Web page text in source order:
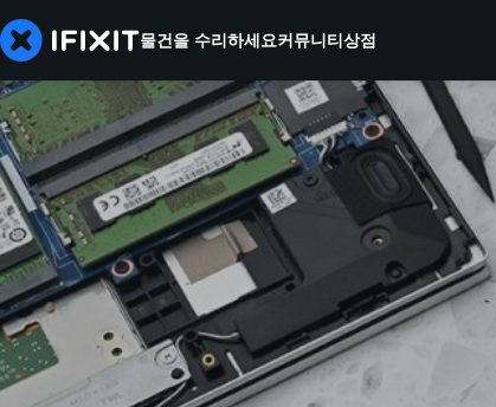
물건을 수리하세요커뮤니티상점